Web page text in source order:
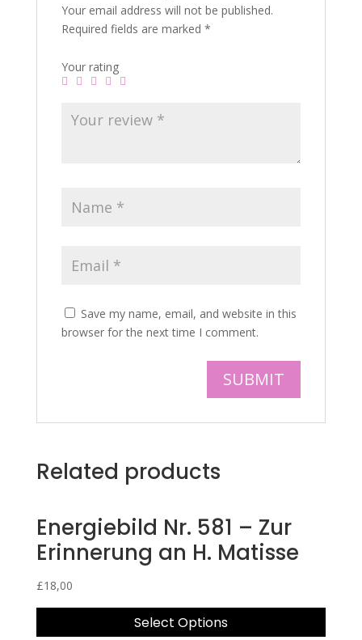
Your email address will not be published.
Required fields are marked *
Your rating
Save my name, email, and website in this
browser for the next time I comment.
Related products
Energiebild Nr. 581 – Zur
Erinnerung an H. Matisse
£18,00
Select Options